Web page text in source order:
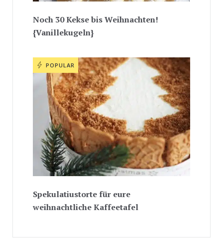
Noch 30 Kekse bis Weihnachten!
{Vanillekugeln}
POPULAR
Spekulatiustorte für eure
weihnachtliche Kaffeetafel